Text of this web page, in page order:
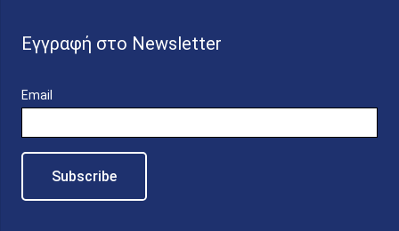
Εγγραφή στο Newsletter
Email